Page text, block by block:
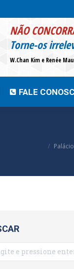
NÃO
Torne-os
W.Chan Kim e Renée
FALE
Você está
FALE